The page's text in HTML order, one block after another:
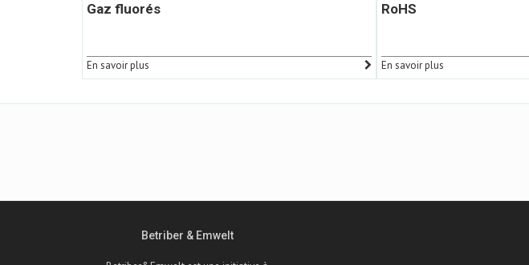
Gaz fluorés
En savoir plus
RoHS
En savoir plus
Betriber & Emwelt